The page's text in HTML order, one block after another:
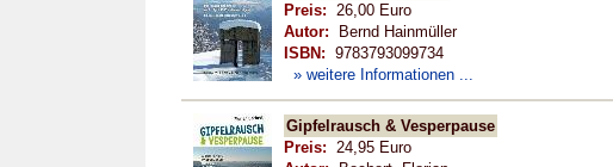
Preis: 26,00 Euro
Autor: Bernd Hainmüller
ISBN: 9783793099734
» weitere Informationen ...
Gipfelrausch & Vesperpause
Preis: 24,95 Euro